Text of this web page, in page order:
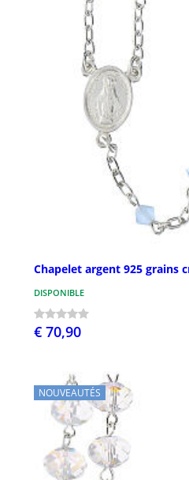
Chapelet argent 925 grains
DISPONIBLE
€ 70,90
NOUVEAUTÉS